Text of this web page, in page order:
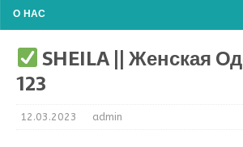
О НАС
SHEILA || Женская
123
12.03.2023 admin